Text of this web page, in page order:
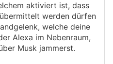
sein wird, ist mir
aktiviert ist, dass
werden dürfen
welche deine
Alexa im Nebenraum,
Musk jammerst.